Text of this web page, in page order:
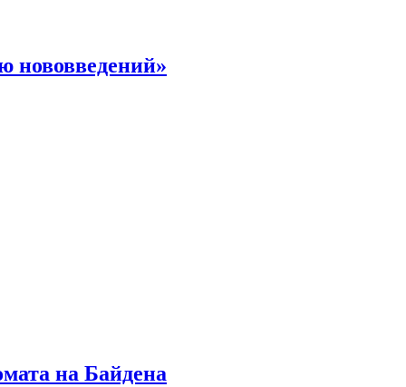
нововведений»
на Байдена